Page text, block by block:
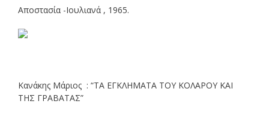
Αποστασία -Ιουλιανά , 1965.
Κανάκης Μάριος : “ΤΑ ΕΓΚΛΗΜΑΤΑ ΤΟΥ ΚΟΛΑΡΟΥ ΚΑΙ
ΤΗΣ ΓΡΑΒΑΤΑΣ”